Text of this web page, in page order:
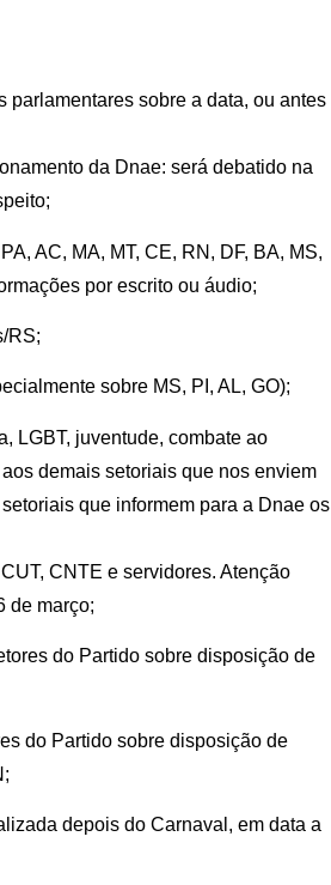
parlamentares sobre a data, ou antes
da Dnae: será debatido na
AC, MA, MT, CE, RN, DF, BA, MS,
por escrito ou áudio;
RS;
sobre MS, PI, AL, GO);
LGBT, juventude, combate ao
demais setoriais que nos enviem
que informem para a Dnae os
CNTE e servidores. Atenção
de março;
do Partido sobre disposição de
do Partido sobre disposição de
depois do Carnaval, em data a